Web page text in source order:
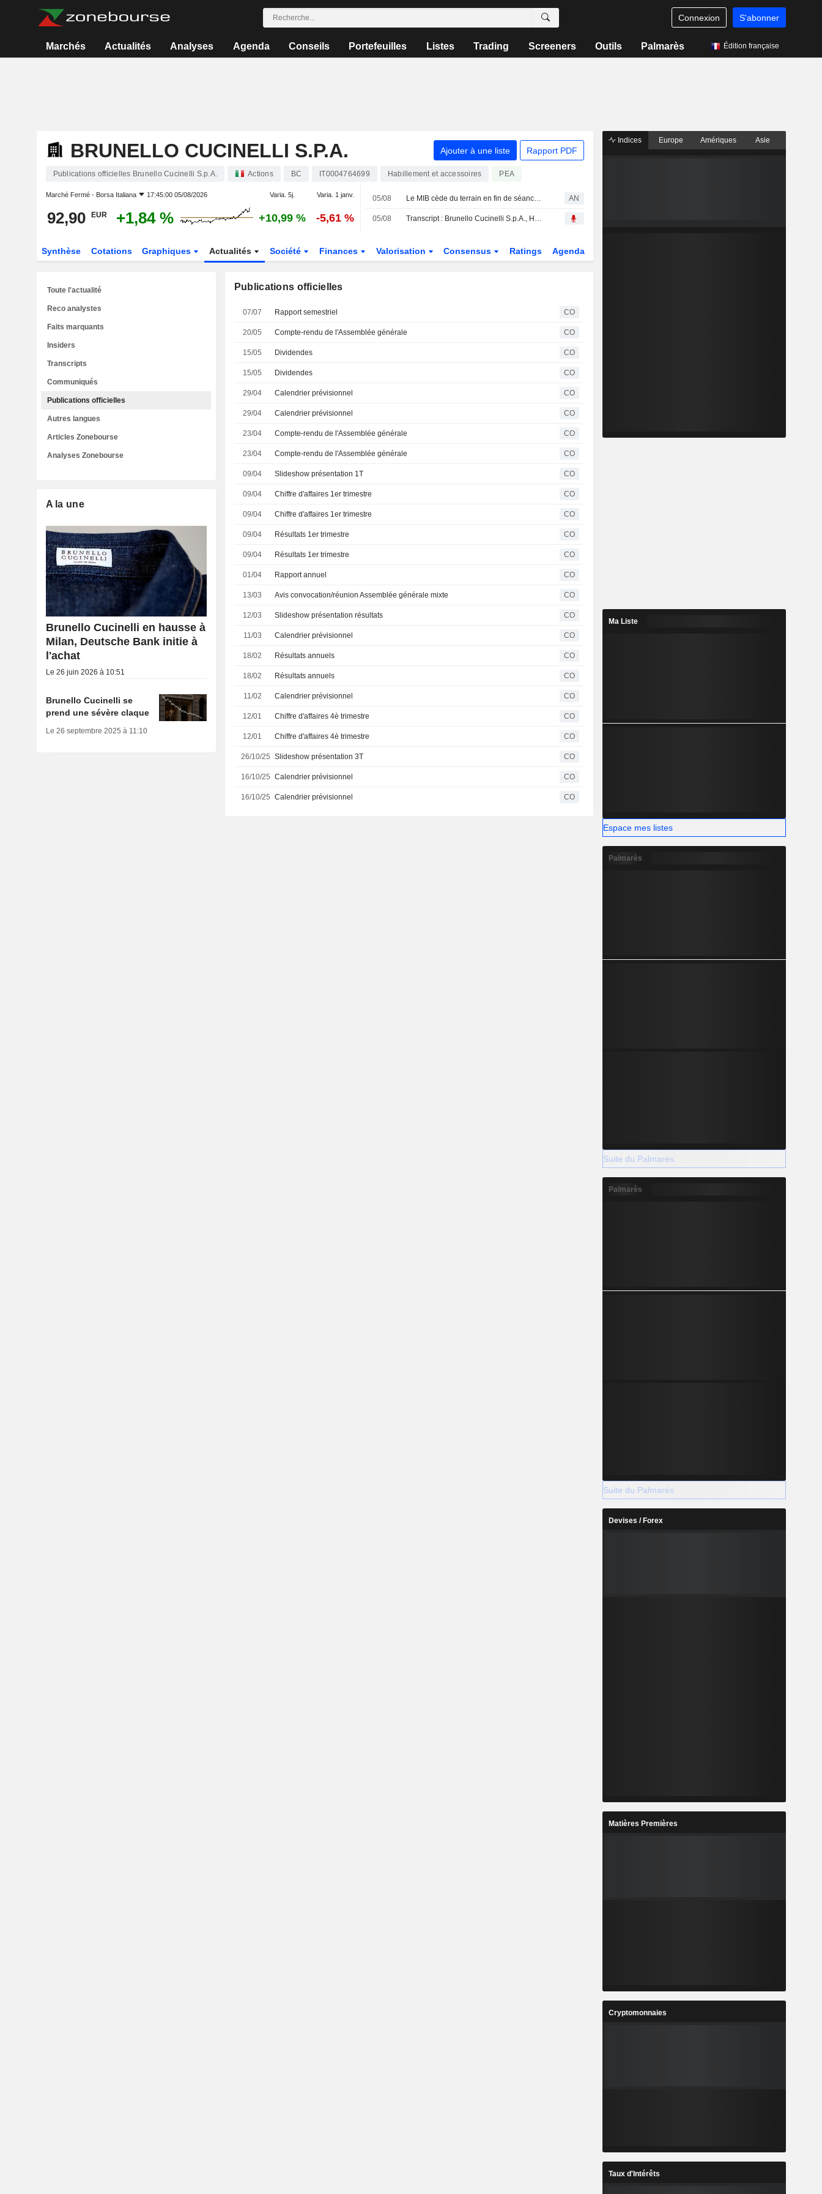
Connexion S'abonner
Marchés Actualités Analyses Agenda Conseils Portefeuilles Listes Trading Screeners Outils Palmarès Édition française
BRUNELLO CUCINELLI S.P.A. Ajouter à une liste Rapport PDF
Publications officielles Brunello Cucinelli S.p.A. Actions BC IT0004764699 Habillement et accessoires PEA
Marché Fermé - Borsa Italiana 17:45:00 05/08/2026 Varia. 5j. Varia. 1 janv.
92,90 EUR +1,84 % +10,99 % -5,61 %
05/08 Le MIB cède du terrain en fin de séance après un record ; Cucinelli recherché AN
05/08 Transcript : Brunello Cucinelli S.p.A., H1 2026 Earnings Call, Jul 31, 2026
Synthèse Cotations Graphiques Actualités Société Finances Valorisation Consensus Ratings Agenda
Publications officielles
07/07 Rapport semestriel CO
20/05 Compte-rendu de l'Assemblée générale CO
15/05 Dividendes CO
15/05 Dividendes CO
29/04 Calendrier prévisionnel CO
29/04 Calendrier prévisionnel CO
23/04 Compte-rendu de l'Assemblée générale CO
23/04 Compte-rendu de l'Assemblée générale CO
09/04 Slideshow présentation 1T CO
09/04 Chiffre d'affaires 1er trimestre CO
09/04 Chiffre d'affaires 1er trimestre CO
09/04 Résultats 1er trimestre CO
09/04 Résultats 1er trimestre CO
01/04 Rapport annuel CO
13/03 Avis convocation/réunion Assemblée générale mixte CO
12/03 Slideshow présentation résultats CO
11/03 Calendrier prévisionnel CO
18/02 Résultats annuels CO
18/02 Résultats annuels CO
11/02 Calendrier prévisionnel CO
12/01 Chiffre d'affaires 4è trimestre CO
12/01 Chiffre d'affaires 4è trimestre CO
26/10/25 Slideshow présentation 3T CO
16/10/25 Calendrier prévisionnel CO
16/10/25 Calendrier prévisionnel CO
Toute l'actualité
Reco analystes
Faits marquants
Insiders
Transcripts
Communiqués
Publications officielles
Autres langues
Articles Zonebourse
Analyses Zonebourse
A la une
Brunello Cucinelli en hausse à
Milan, Deutsche Bank initie à
l'achat
Le 26 juin 2026 à 10:51
Brunello Cucinelli se
prend une sévère claque
Le 26 septembre 2025 à 11:10
Indices Europe Amériques Asie
Ma Liste
Espace mes listes
Palmarès
Suite du Palmarès
Palmarès
Suite du Palmarès
Devises / Forex
Matières Premières
Cryptomonnaies
Taux d'Intérêts